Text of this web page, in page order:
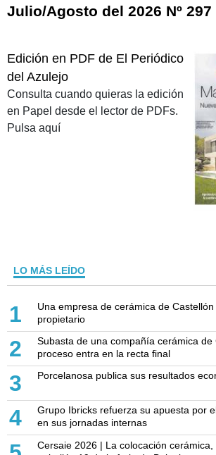
Julio/Agosto del 2026 Nº 297
Edición en PDF de El Periódico
del Azulejo
Consulta cuando quieras la edición
en Papel desde el lector de PDFs.
Pulsa aquí
LO MÁS LEÍDO
1
Una empresa de cerámica de
propietario
2
Subasta de una compañía cerámica de
proceso entra en la recta final
3 Porcelanosa publica sus resultados
4
Grupo Ibricks refuerza su apuesta por
en sus jornadas internas
Cersaie 2026 | La colocación